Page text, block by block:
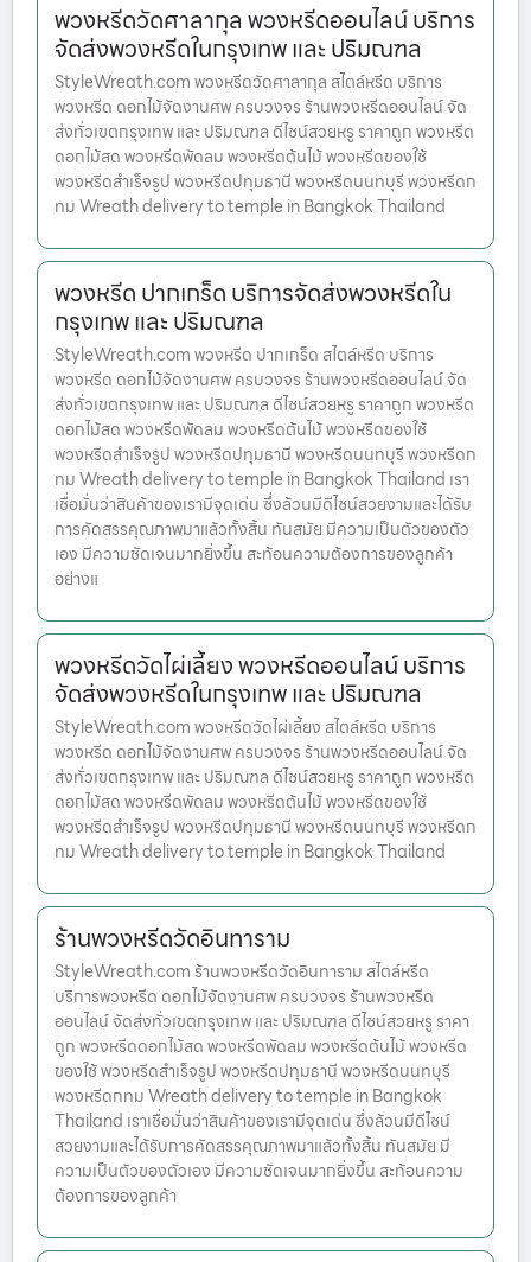
พวงหรีดวัดศาลากุล พวงหรีดออนไลน์ บริการ
จัดส่งพวงหรีดในกรุงเทพ และ ปริมณฑล
StyleWreath.com พวงหรีดวัดศาลากุล สไตล์หรีด บริการ
พวงหรีด ดอกไม้จัดงานศพ ครบวงจร ร้านพวงหรีดออนไลน์ จัด
ส่งทั่วเขตกรุงเทพ และ ปริมณฑล ดีไซน์สวยหรู ราคาถูก พวงหรีด
ดอกไม้สด พวงหรีดพัดลม พวงหรีดต้นไม้ พวงหรีดของใช้
พวงหรีดสำเร็จรูป พวงหรีดปทุมธานี พวงหรีดนนทบุรี พวงหรีดก
ทม Wreath delivery to temple in Bangkok Thailand
พวงหรีด ปากเกร็ด บริการจัดส่งพวงหรีดใน
กรุงเทพ และ ปริมณฑล
StyleWreath.com พวงหรีด ปากเกร็ด สไตล์หรีด บริการ
พวงหรีด ดอกไม้จัดงานศพ ครบวงจร ร้านพวงหรีดออนไลน์ จัด
ส่งทั่วเขตกรุงเทพ และ ปริมณฑล ดีไซน์สวยหรู ราคาถูก พวงหรีด
ดอกไม้สด พวงหรีดพัดลม พวงหรีดต้นไม้ พวงหรีดของใช้
พวงหรีดสำเร็จรูป พวงหรีดปทุมธานี พวงหรีดนนทบุรี พวงหรีดก
ทม Wreath delivery to temple in Bangkok Thailand เรา
เชื่อมั่นว่าสินค้าของเรามีจุดเด่น ซึ่งล้วนมีดีไซน์สวยงามและได้รับ
การคัดสรรคุณภาพมาแล้วทั้งสิ้น ทันสมัย มีความเป็นตัวของตัว
เอง มีความชัดเจนมากยิ่งขึ้น สะท้อนความต้องการของลูกค้า
อย่างแ
พวงหรีดวัดไผ่เลี้ยง พวงหรีดออนไลน์ บริการ
จัดส่งพวงหรีดในกรุงเทพ และ ปริมณฑล
StyleWreath.com พวงหรีดวัดไผ่เลี้ยง สไตล์หรีด บริการ
พวงหรีด ดอกไม้จัดงานศพ ครบวงจร ร้านพวงหรีดออนไลน์ จัด
ส่งทั่วเขตกรุงเทพ และ ปริมณฑล ดีไซน์สวยหรู ราคาถูก พวงหรีด
ดอกไม้สด พวงหรีดพัดลม พวงหรีดต้นไม้ พวงหรีดของใช้
พวงหรีดสำเร็จรูป พวงหรีดปทุมธานี พวงหรีดนนทบุรี พวงหรีดก
ทม Wreath delivery to temple in Bangkok Thailand
ร้านพวงหรีดวัดอินทาราม
StyleWreath.com ร้านพวงหรีดวัดอินทาราม สไตล์หรีด
บริการพวงหรีด ดอกไม้จัดงานศพ ครบวงจร ร้านพวงหรีด
ออนไลน์ จัดส่งทั่วเขตกรุงเทพ และ ปริมณฑล ดีไซน์สวยหรู ราคา
ถูก พวงหรีดดอกไม้สด พวงหรีดพัดลม พวงหรีดต้นไม้ พวงหรีด
ของใช้ พวงหรีดสำเร็จรูป พวงหรีดปทุมธานี พวงหรีดนนทบุรี
พวงหรีดกทม Wreath delivery to temple in Bangkok
Thailand เราเชื่อมั่นว่าสินค้าของเรามีจุดเด่น ซึ่งล้วนมีดีไซน์
สวยงามและได้รับการคัดสรรคุณภาพมาแล้วทั้งสิ้น ทันสมัย มี
ความเป็นตัวของตัวเอง มีความชัดเจนมากยิ่งขึ้น สะท้อนความ
ต้องการของลูกค้า